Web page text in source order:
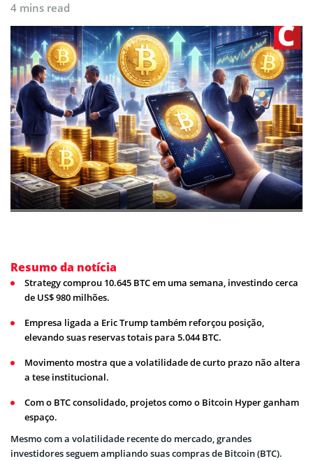
4 mins read
Resumo da notícia
Strategy comprou 10.645 BTC em uma semana, investindo cerca
de US$ 980 milhões.
Empresa ligada a Eric Trump também reforçou posição,
elevando suas reservas totais para 5.044 BTC.
Movimento mostra que a volatilidade de curto prazo não altera
a tese institucional.
Com o BTC consolidado, projetos como o Bitcoin Hyper ganham
espaço.
Mesmo com a volatilidade recente do mercado, grandes
investidores seguem ampliando suas compras de Bitcoin (BTC).